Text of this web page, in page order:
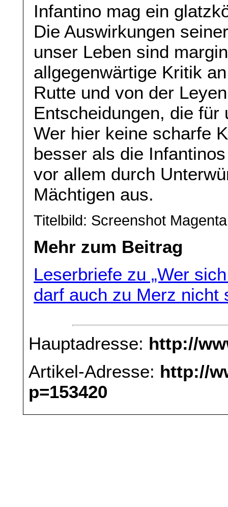
Infantino mag ein
Die Auswirkungen
unser Leben sind
allgegenwärtige Kritik
Rutte und von der
Entscheidungen, die
Wer hier keine scharfe
besser als die
vor allem durch
Mächtigen aus.
Titelbild: Screenshot
Mehr zum Beitrag
Leserbriefe zu „Wer
darf auch zu Merz nicht
Hauptadresse: http://
Artikel-Adresse: http://
p=153420